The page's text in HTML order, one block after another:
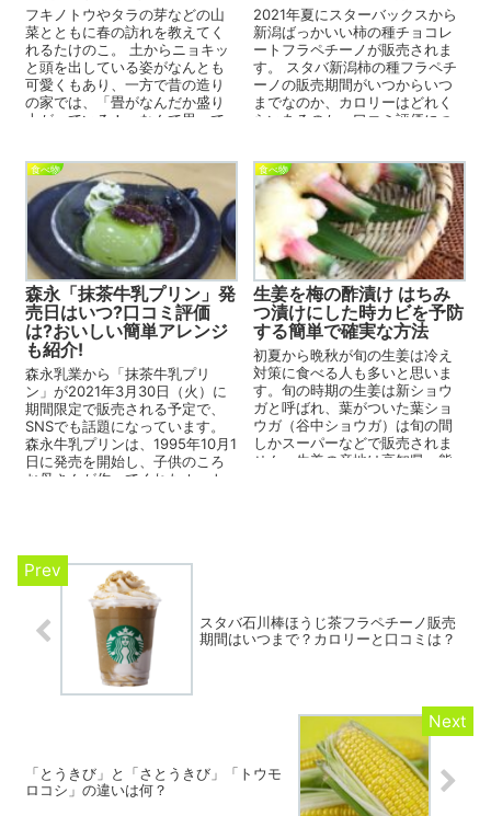
フキノトウやタラの芽などの山
菜とともに春の訪れを教えてく
れるたけのこ。 土からニョキッ
と頭を出している姿がなんとも
可愛くもあり、一方で昔の造り
の家では、「畳がなんだか盛り
上がっている！」なんて思って
2021年夏にスターバックスから
新潟ばっかいい柿の種チョコレ
ートフラペチーノが販売されま
す。 スタバ新潟柿の種フラペチ
ーノの販売期間がいつからいつ
までなのか、カロリーはどれく
らいあるのか、口コミ評価につ
食べ物
森永「抹茶牛乳プリン」発
売日はいつ?口コミ評価
は?おいしい簡単アレンジ
も紹介!
森永乳業から「抹茶牛乳プリ
ン」が2021年3月30日（火）に
期間限定で販売される予定で、
SNSでも話題になっています。
森永牛乳プリンは、1995年10月1
日に発売を開始し、子供のころ
お母さんが作ってくれたホット
食べ物
生姜を梅の酢漬け はちみ
つ漬けにした時カビを予防
する簡単で確実な方法
初夏から晩秋が旬の生姜は冷え
対策に食べる人も多いと思いま
す。旬の時期の生姜は新ショウ
ガと呼ばれ、葉がついた葉ショ
ウガ（谷中ショウガ）は旬の間
しかスーパーなどで販売されま
せん。生姜の産地は高知県・熊
スタバ石川棒ほうじ茶フラペチーノ販売
期間はいつまで？カロリーと口コミは？
「とうきび」と「さとうきび」「トウモ
ロコシ」の違いは何？